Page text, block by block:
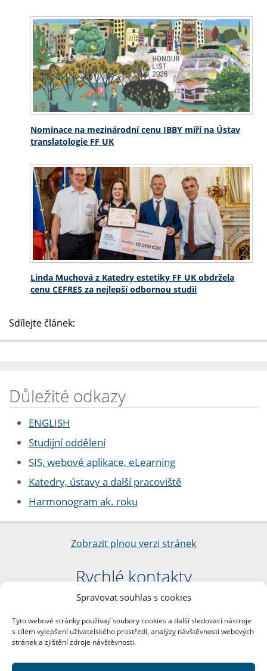
Spravovat souhlas s cookies
Tyto webové stránky používají soubory cookies a další sledovací nástroje
s cílem vylepšení uživatelského prostředí, analýzy návštěvnosti webových
stránek a zjištění zdroje návštěvnosti.
Nominace na mezinárodní cenu IBBY míří na Ústav
translatologie FF UK
Linda Muchová z Katedry estetiky FF UK obdržela
cenu CEFRES za nejlepší odbornou studii
Sdílejte článek:
Důležité odkazy
ENGLISH
Studijní oddělení
SIS, webové aplikace, eLearning
Katedry, ústavy a další pracoviště
Harmonogram ak. roku
Zobrazit plnou verzi stránek
Rychlé kontakty
Filozofická fakulta
nám. Jana Palacha 1/2
116 38 Praha 1
DIČ: CZ00216208